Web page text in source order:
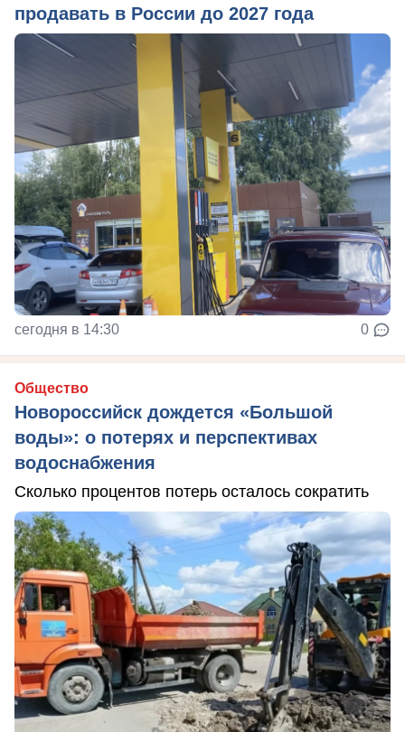
продавать в России до 2027 года
сегодня в 14:30 0
Общество
Новороссийск дождется «Большой
воды»: о потерях и перспективах
водоснабжения
Сколько процентов потерь осталось сократить